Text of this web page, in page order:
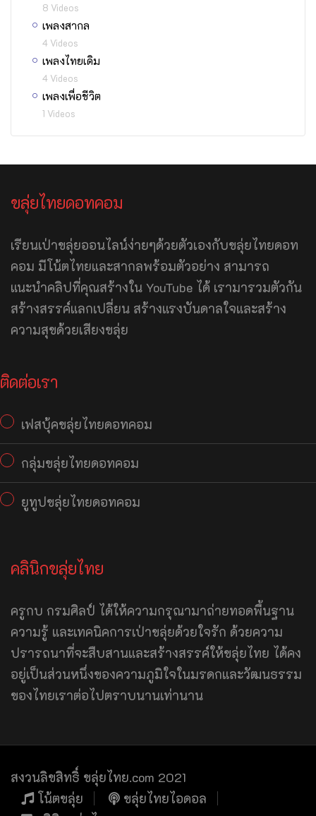
8 Videos
เพลงสากล
4 Videos
เพลงไทยเดิม
4 Videos
เพลงเพื่อชีวิต
1 Videos
ขลุ่ยไทยดอทคอม
เรียนเป่าขลุ่ยออนไลน์ง่ายๆด้วยตัวเองกับขลุ่ยไทยดอท
คอม มีโน้ตไทยและสากลพร้อมตัวอย่าง สามารถ
แนะนำคลิปที่คุณสร้างใน YouTube ได้ เรามารวมตัวกัน
สร้างสรรค์แลกเปลี่ยน สร้างแรงบันดาลใจและสร้าง
ความสุขด้วยเสียงขลุ่ย
ติดต่อเรา
เฟสบุ้คขลุ่ยไทยดอทคอม
กลุ่มขลุ่ยไทยดอทคอม
ยูทูปขลุ่ยไทยดอทคอม
คลินิกขลุ่ยไทย
ครูกบ กรมศิลป์ ได้ให้ความกรุณามาถ่ายทอดพื้นฐาน
ความรู้ และเทคนิคการเป่าขลุ่ยด้วยใจรัก ด้วยความ
ปรารถนาที่จะสืบสานและสร้างสรรค์ให้ขลุ่ยไทย ได้คง
อยู่เป็นส่วนหนึ่งของความภูมิใจในมรดกและวัฒนธรรม
ของไทยเราต่อไปตราบนานเท่านาน
สงวนลิขสิทธิ์ ขลุ่ยไทย.com 2021
โน้ตขลุ่ย
ขลุ่ยไทยไอดอล